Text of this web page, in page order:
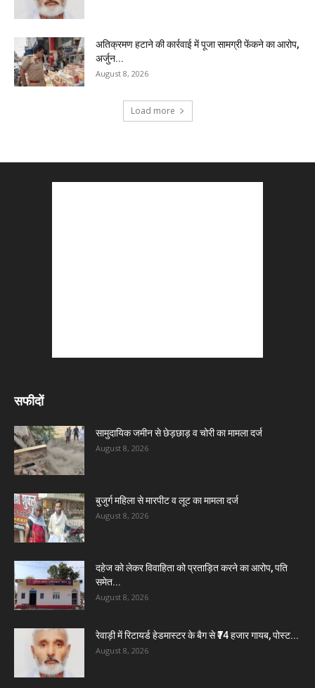
अतिक्रमण हटाने की कार्रवाई में पूजा सामग्री फेंकने का आरोप,
अर्जुन...
August 8, 2026
Load more
सफीदों
सामुदायिक जमीन से छेड़छाड़ व चोरी का मामला दर्ज
August 8, 2026
बुजुर्ग महिला से मारपीट व लूट का मामला दर्ज
August 8, 2026
दहेज को लेकर विवाहिता को प्रताड़ित करने का आरोप, पति
समेत...
August 8, 2026
रेवाड़ी में रिटायर्ड हेडमास्टर के बैग से ₹74 हजार गायब, पोस्ट...
August 8, 2026